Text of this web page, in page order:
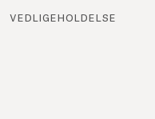
vedligeholdelse